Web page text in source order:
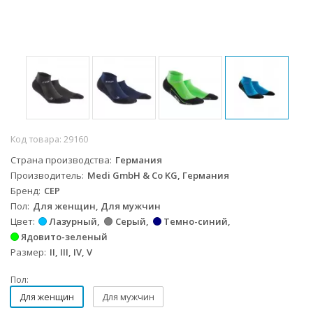
Код товара: 29160
Страна производства Германия
Производитель Medi GmbH & Co KG, Германия
Бренд CEP
Пол Для женщин, Для мужчин
Цвет
Лазурный Серый
Темно-синий
Ядовито-зеленый
Размер II, III, IV, V
Пол:
Для женщин Для мужчин